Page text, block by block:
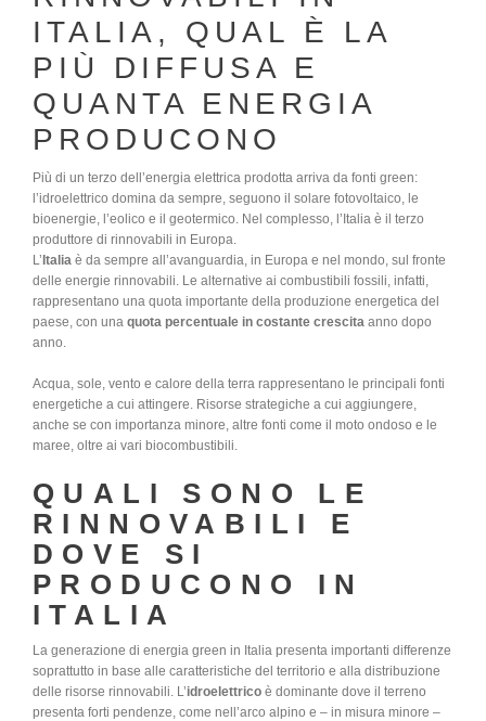
ITALIA, QUAL È LA
PIÙ DIFFUSA E
QUANTA ENERGIA
PRODUCONO
Più di un terzo dell’energia elettrica prodotta arriva da fonti green:
l’idroelettrico domina da sempre, seguono il solare fotovoltaico, le
bioenergie, l’eolico e il geotermico. Nel complesso, l’Italia è il terzo
produttore di rinnovabili in Europa.
L’Italia è da sempre all’avanguardia, in Europa e nel mondo, sul fronte
delle energie rinnovabili. Le alternative ai combustibili fossili, infatti,
rappresentano una quota importante della produzione energetica del
paese, con una quota percentuale in costante crescita anno dopo
anno.
Acqua, sole, vento e calore della terra rappresentano le principali fonti
energetiche a cui attingere. Risorse strategiche a cui aggiungere,
anche se con importanza minore, altre fonti come il moto ondoso e le
maree, oltre ai vari biocombustibili.
QUALI SONO LE
RINNOVABILI E
DOVE SI
PRODUCONO IN
ITALIA
La generazione di energia green in Italia presenta importanti differenze
soprattutto in base alle caratteristiche del territorio e alla distribuzione
delle risorse rinnovabili. L’idroelettrico è dominante dove il terreno
presenta forti pendenze, come nell’arco alpino e – in misura minore –